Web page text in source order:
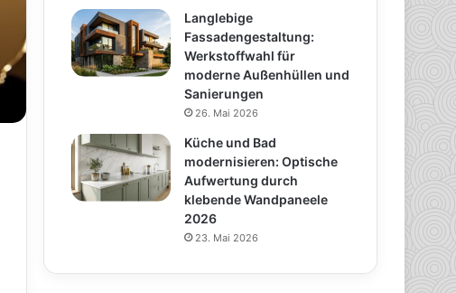
Langlebige
Fassadengestaltung:
Werkstoffwahl für
moderne Außenhüllen und
Sanierungen
26. Mai 2026
Küche und Bad
modernisieren: Optische
Aufwertung durch
klebende Wandpaneele
2026
23. Mai 2026